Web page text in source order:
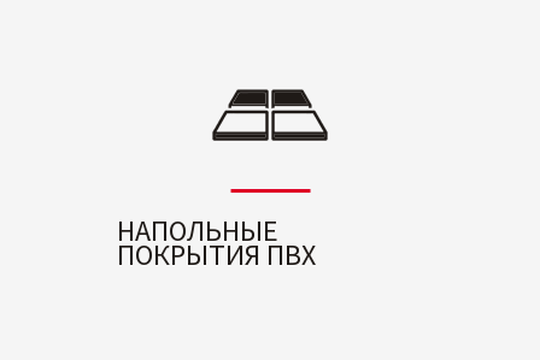
НАПОЛЬНЫЕ
ПОКРЫТИЯ ПВХ